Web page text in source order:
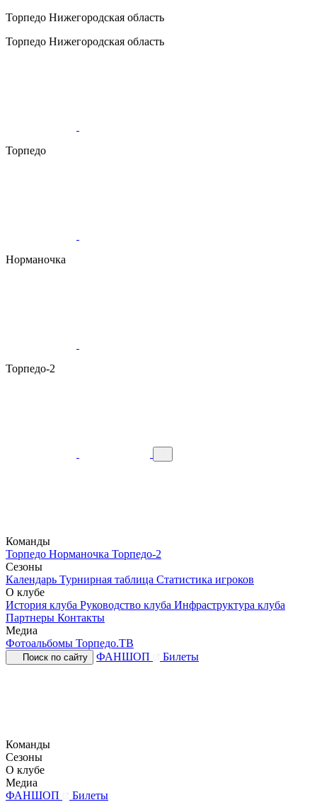
Торпедо Нижегородская область
Торпедо Нижегородская область
Торпедо
Норманочка
Торпедо-2
Команды
Торпедо Норманочка Торпедо-2
Сезоны
Календарь Турнирная таблица Статистика игроков
О клубе
История клуба Руководство клуба Инфраструктура клуба
Партнеры Контакты
Медиа
Фотоальбомы Торпедо.ТВ
Поиск по сайту ФАНШОП Билеты
Команды
Сезоны
О клубе
Медиа
ФАНШОП
Билеты